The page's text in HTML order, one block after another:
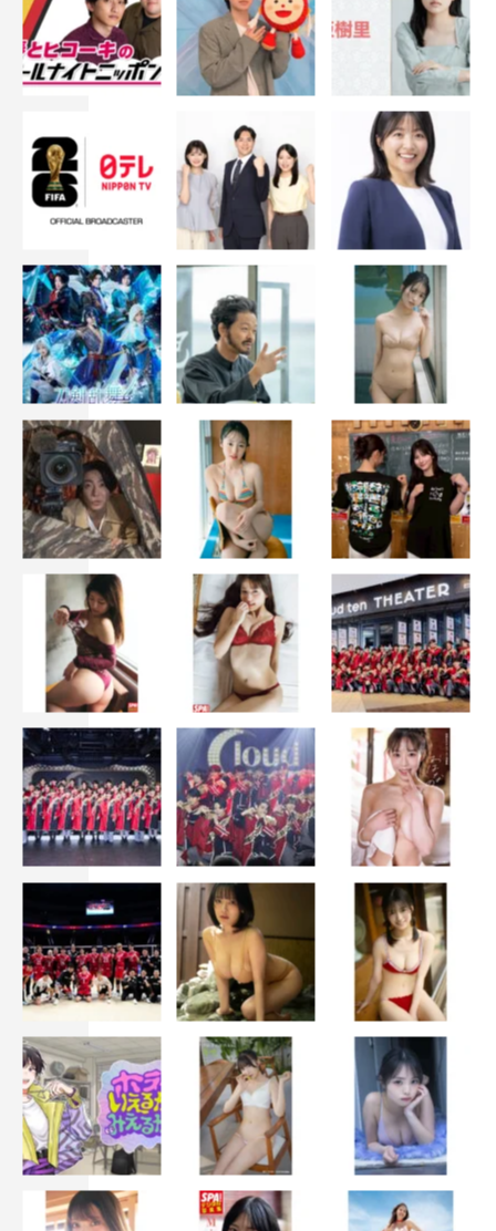
「ジョニィへの伝言」（ペドロ＆カプリシャス／1973）
詞：阿久悠 曲：都倉俊一
「きみに会いたい-Dance with you-」（高橋一生への提供
曲セルフカバー）
詞・曲：宮本浩次
＜演奏＞
Dr：玉田豊夢
Ba：キタダマキ
Gt：名越由貴夫
Strings：沖祥子ストリングス
©NHK
リリー・フランキー 宮本浩次
池田エライザ